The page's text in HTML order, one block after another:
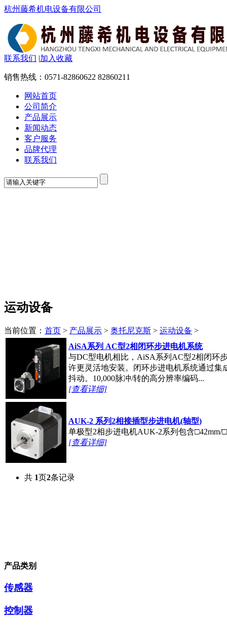
杭州藤希机电设备有限公司
联系我们 |加入收藏
销售热线： 0571-82860622 82860211
网站首页
公司简介
产品展示
新闻动态
客户服务
品牌代理
联系我们
运动设备
当前位置： 首页 > 产品展示 > 奥托尼克斯 > 运动设备 >
AiSA系列 AC型2相闭环步进电机系统
与DC型电机相比，AiSA系列AC型2相闭环
许更灵活地安装。闭环步进电机系统通过
抖动。10,000脉冲/转的高分辨率编码...
[查看详细]
AUK-2 系列2相接插型步进电机(轴型)
单极型2相步进电机AUK-2系列包含□42mm/
[查看详细]
共 1页2条记录
产品类别
传感器
控制器